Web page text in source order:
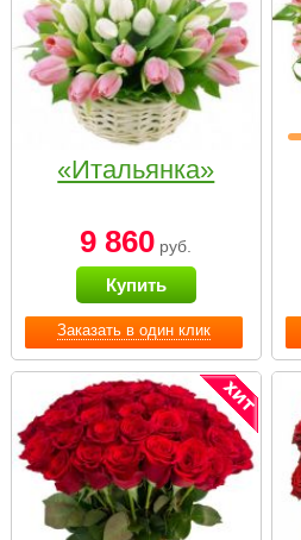
Заказать в один клик
«Итальянка»
9 860 руб.
Купить